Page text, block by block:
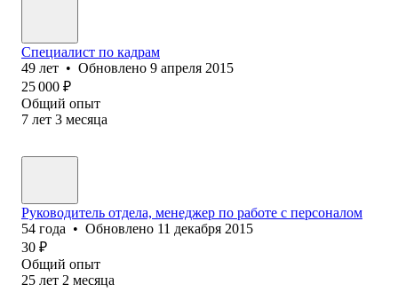
Специалист по кадрам
49 лет • Обновлено 9 апреля 2015
25 000 ₽
Общий опыт
7 лет 3 месяца
Руководитель отдела, менеджер по работе с персоналом
54 года • Обновлено 11 декабря 2015
30 ₽
Общий опыт
25 лет 2 месяца